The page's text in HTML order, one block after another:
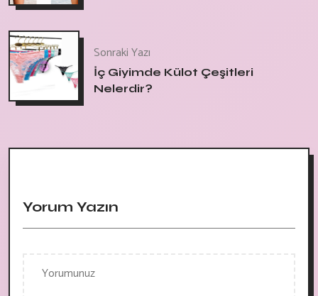
Sonraki Yazı
İç Giyimde Külot Çeşitleri
Nelerdir?
Yorum Yazın